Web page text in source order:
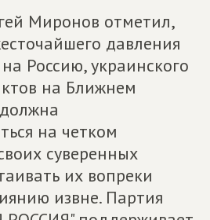
Миронов отметил,
давления
Россию, украинского
на Ближнем
на четком
суверенных
их вопреки
извне. Партия